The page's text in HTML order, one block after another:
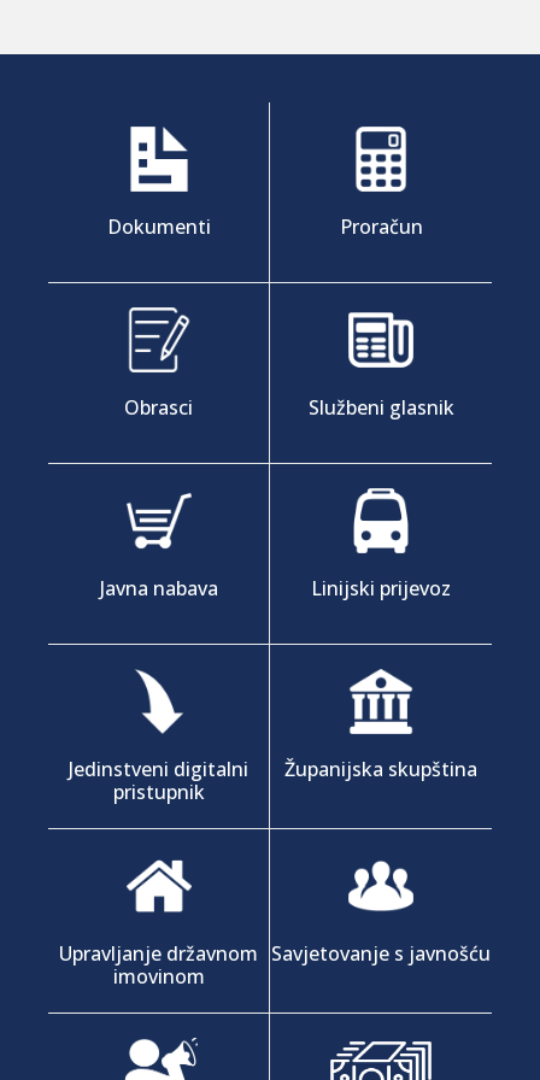
Dokumenti Proračun
Obrasci Službeni glasnik
Javna nabava Linijski prijevoz
Jedinstveni digitalni
pristupnik
Županijska skupština
Upravljanje državnom
imovinom
Savjetovanje s javnošću